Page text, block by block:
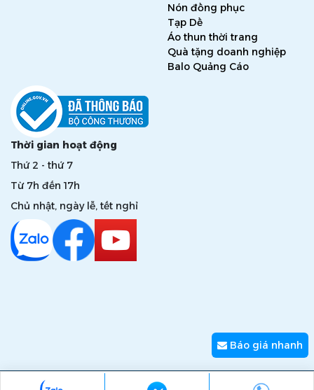
Nón đồng phục
Tạp Dề
Áo thun thời trang
Quà tặng doanh nghiệp
Balo Quảng Cáo
Thời gian hoạt động
Thứ 2 - thứ 7
Từ 7h đến 17h
Chủ nhật, ngày lễ, tết nghỉ
Báo giá nhanh